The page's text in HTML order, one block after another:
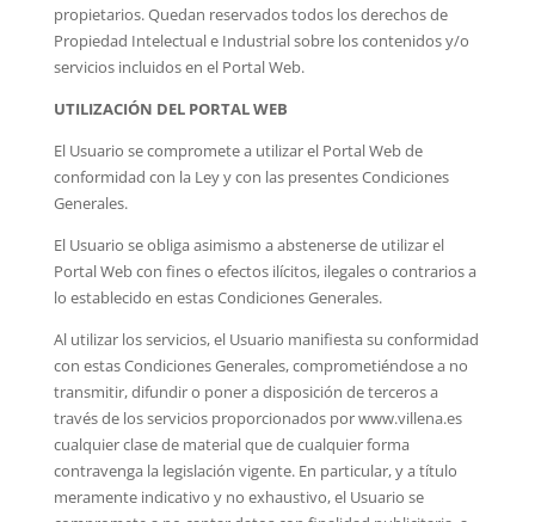
propietarios. Quedan reservados todos los derechos de
Propiedad Intelectual e Industrial sobre los contenidos y/o
servicios incluidos en el Portal Web.
UTILIZACIÓN DEL PORTAL WEB
El Usuario se compromete a utilizar el Portal Web de
conformidad con la Ley y con las presentes Condiciones
Generales.
El Usuario se obliga asimismo a abstenerse de utilizar el
Portal Web con fines o efectos ilícitos, ilegales o contrarios a
lo establecido en estas Condiciones Generales.
Al utilizar los servicios, el Usuario manifiesta su conformidad
con estas Condiciones Generales, comprometiéndose a no
transmitir, difundir o poner a disposición de terceros a
través de los servicios proporcionados por www.villena.es
cualquier clase de material que de cualquier forma
contravenga la legislación vigente. En particular, y a título
meramente indicativo y no exhaustivo, el Usuario se